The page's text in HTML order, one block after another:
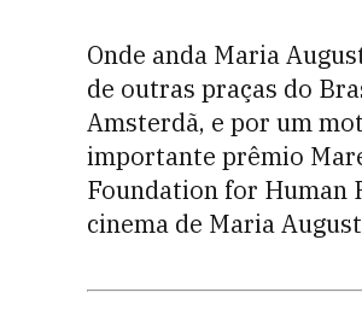
Onde anda Maria
de outras praças do
Amsterdã, e por um
importante prêmio
Foundation for Human
cinema de Maria